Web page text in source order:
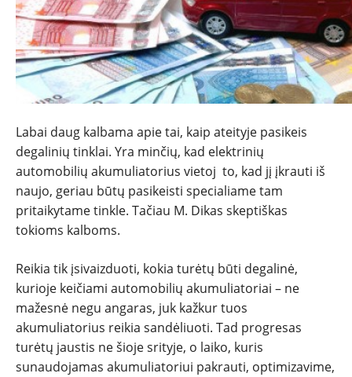
Labai daug kalbama apie tai, kaip ateityje pasikeis
degalinių tinklai. Yra minčių, kad elektrinių
automobilių akumuliatorius vietoj to, kad jį įkrauti iš
naujo, geriau būtų pasikeisti specialiame tam
pritaikytame tinkle. Tačiau M. Dikas skeptiškas
tokioms kalboms.
Reikia tik įsivaizduoti, kokia turėtų būti degalinė,
kurioje keičiami automobilių akumuliatoriai – ne
mažesnė negu angaras, juk kažkur tuos
akumuliatorius reikia sandėliuoti. Tad progresas
turėtų jaustis ne šioje srityje, o laiko, kuris
sunaudojamas akumuliatoriui pakrauti, optimizavime,